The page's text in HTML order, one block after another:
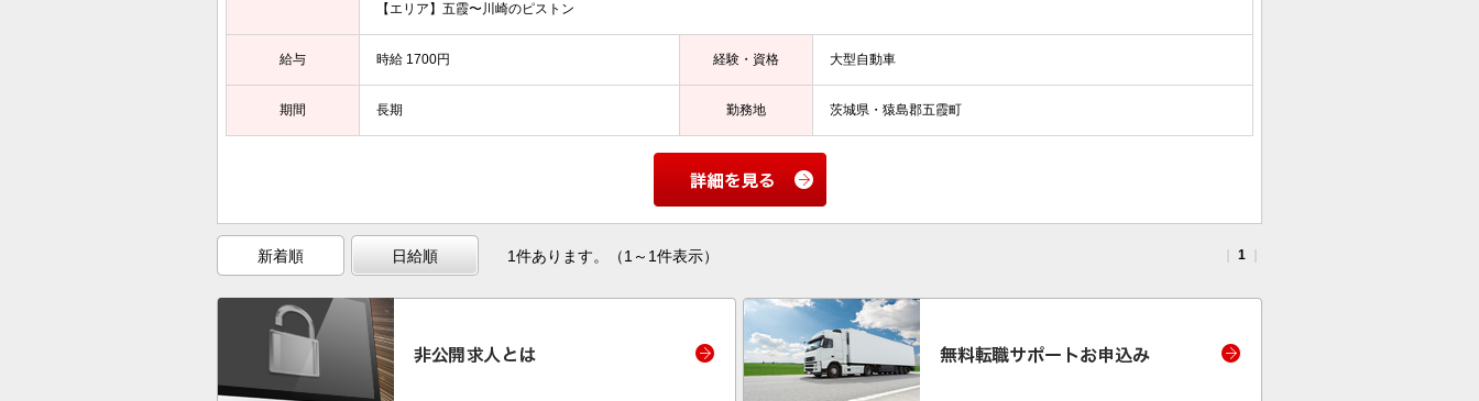
【エリア】五霞〜川崎のピストン
給与 時給 1700円 経験・資格 大型自動車
期間 長期 勤務地 茨城県・猿島郡五霞町
新着順 日給順 1件あります。（1～1件表示） 1